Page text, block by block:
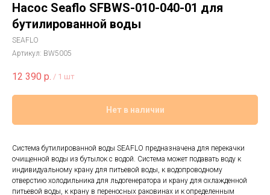
Насос Seaflo SFBWS-010-040-01 для
бутилированной воды
SEAFLO
Артикул: BW5005
12 390 р. / 1 шт
Нет в наличии
Система бутилированной воды SEAFLO предназначена для перекачки
очищенной воды из бутылок с водой. Система может подавать воду к
индивидуальному крану для питьевой воды, к водопроводному
отверстию холодильника для льдогенератора и крану для охлажденной
питьевой воды, к крану в переносных раковинах и к определенным